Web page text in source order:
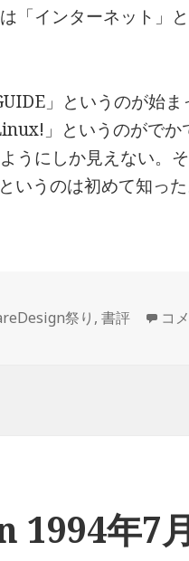
「インターネット」
」というのが始ま
」というのがでか
うにしか見えない。
うのは初めて知った
祭り ,書評 コ
年7